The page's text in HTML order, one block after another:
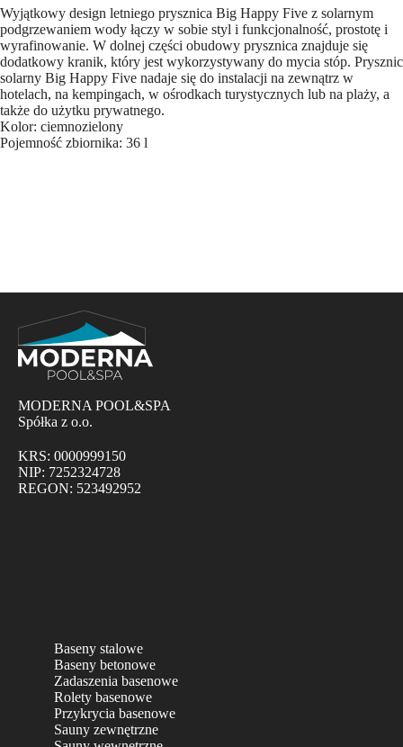
Wyjątkowy design letniego prysznica Big Happy Five z solarnym
podgrzewaniem wody łączy w sobie styl i funkcjonalność, prostotę i
wyrafinowanie. W dolnej części obudowy prysznica znajduje się
dodatkowy kranik, który jest wykorzystywany do mycia stóp. Prysznic
solarny Big Happy Five nadaje się do instalacji na zewnątrz w
hotelach, na kempingach, w ośrodkach turystycznych lub na plaży, a
także do użytku prywatnego.
Kolor: ciemnozielony
Pojemność zbiornika: 36 l
MODERNA POOL&SPA
Spółka z o.o.
KRS: 0000999150
NIP: 7252324728
REGON: 523492952
Baseny stalowe
Baseny betonowe
Zadaszenia basenowe
Rolety basenowe
Przykrycia basenowe
Sauny zewnętrzne